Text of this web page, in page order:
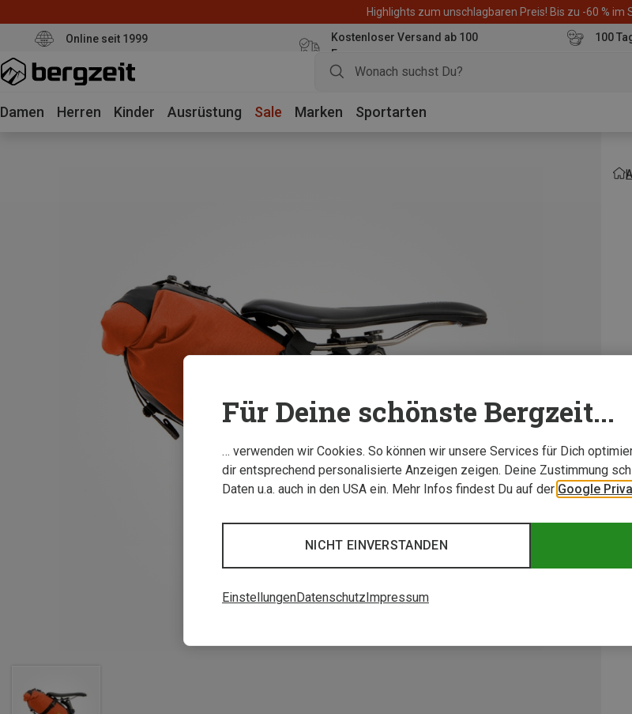
Highlights zum unschlagbaren Preis! Bis zu -60 % im
Online seit 1999
Kostenloser Versand ab 100
Euro
100
Damen Herren Kinder Ausrüstung Sale Marken Sportarten
Für Deine schönste Bergzeit...
… verwenden wir Cookies. So können wir unsere Services für Dich
dir entsprechend personalisierte Anzeigen zeigen. Deine Zustimmung
Daten u.a. auch in den USA ein. Mehr Infos findest Du auf der Google
NICHT EINVERSTANDEN
EinstellungenDatenschutzImpressum